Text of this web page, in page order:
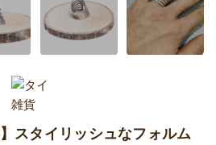
スタイリッシュなフォルム